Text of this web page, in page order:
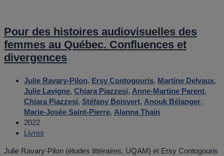
Pour des histoires audiovisuelles des
femmes au Québec. Confluences et
divergences
Julie Ravary-Pilon, Ersy Contogouris, Martine Delvaux,
Julie Lavigne, Chiara Piazzesi, Anne-Martine Parent,
Chiara Piazzesi, Stéfany Boisvert, Anouk Bélanger,
Marie-Josée Saint-Pierre, Alanna Thain
2022
Livres
Julie Ravary-Pilon (études littéraires, UQAM) et Ersy Contogouris